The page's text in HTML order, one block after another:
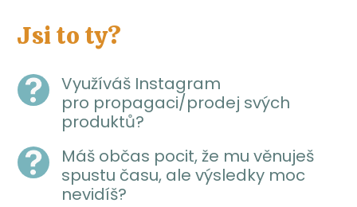
Jsi to ty?
Využíváš Instagram
pro propagaci/prodej svých
produktů?
Máš občas pocit, že mu věnuješ
spustu času, ale výsledky moc
nevidíš?